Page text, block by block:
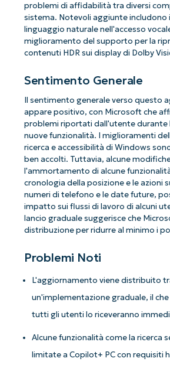
problemi di affidabilità tra diversi
sistema. Notevoli aggiunte includono
linguaggio naturale nell'accesso
miglioramento del supporto per la
contenuti HDR sui display di Dolby
Sentimento Generale
Il sentimento generale verso questo
appare positivo, con Microsoft che
problemi riportati dall'utente durante
nuove funzionalità. I miglioramenti
ricerca e accessibilità di Windows
ben accolti. Tuttavia, alcune
l'ammortamento di alcune
cronologia della posizione e le azioni
numeri di telefono e le date future,
impatto sui flussi di lavoro di alcuni
lancio graduale suggerisce che
distribuzione per ridurre al minimo i
Problemi Noti
L'aggiornamento viene distribuito
un'implementazione graduale, il
tutti gli utenti lo riceveranno
Alcune funzionalità come la ricerca
limitate a Copilot+ PC con requisiti